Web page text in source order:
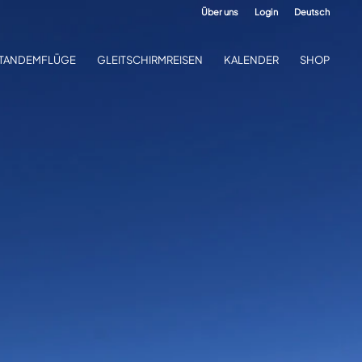
Über uns Login Deutsch
GLEITSCHIRMREISEN KALENDER SHOP